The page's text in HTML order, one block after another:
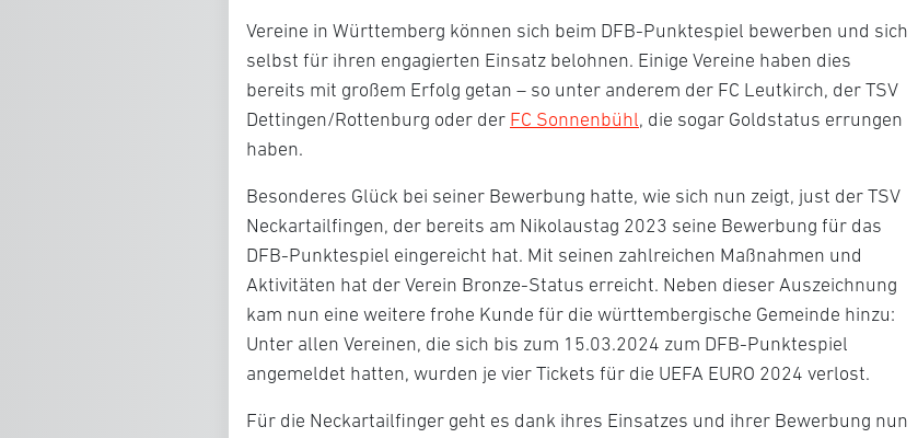
Vereine in Württemberg können sich beim DFB-Punktespiel bewerben und sich
selbst für ihren engagierten Einsatz belohnen. Einige Vereine haben dies
bereits mit großem Erfolg getan – so unter anderem der FC Leutkirch, der TSV
Dettingen/Rottenburg oder der FC Sonnenbühl, die sogar Goldstatus errungen
haben.
Besonderes Glück bei seiner Bewerbung hatte, wie sich nun zeigt, just der TSV
Neckartailfingen, der bereits am Nikolaustag 2023 seine Bewerbung für das
DFB-Punktespiel eingereicht hat. Mit seinen zahlreichen Maßnahmen und
Aktivitäten hat der Verein Bronze-Status erreicht. Neben dieser Auszeichnung
kam nun eine weitere frohe Kunde für die württembergische Gemeinde hinzu:
Unter allen Vereinen, die sich bis zum 15.03.2024 zum DFB-Punktespiel
angemeldet hatten, wurden je vier Tickets für die UEFA EURO 2024 verlost.
Für die Neckartailfinger geht es dank ihres Einsatzes und ihrer Bewerbung nun